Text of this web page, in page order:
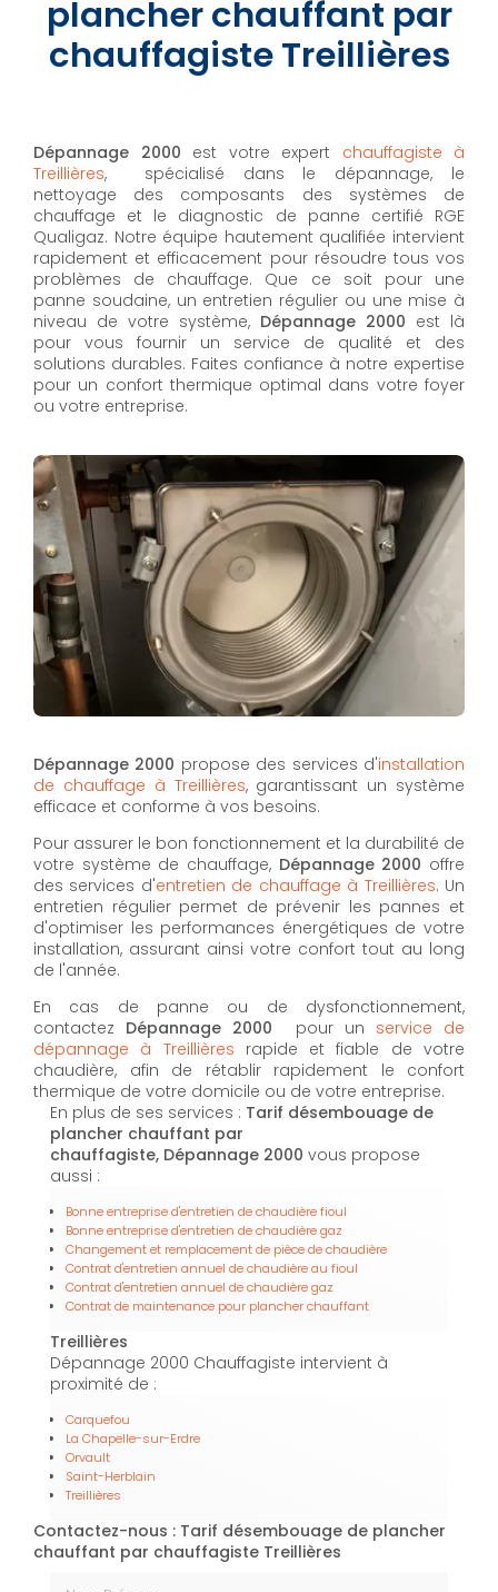
plancher chauffant par
chauffagiste Treillières
Dépannage 2000 est votre expert chauffagiste à
Treillières, spécialisé dans le dépannage, le
nettoyage des composants des systèmes de
chauffage et le diagnostic de panne certifié RGE
Qualigaz. Notre équipe hautement qualifiée intervient
rapidement et efficacement pour résoudre tous vos
problèmes de chauffage. Que ce soit pour une
panne soudaine, un entretien régulier ou une mise à
niveau de votre système, Dépannage 2000 est là
pour vous fournir un service de qualité et des
solutions durables. Faites confiance à notre expertise
pour un confort thermique optimal dans votre foyer
ou votre entreprise.
Dépannage 2000 propose des services d'installation
de chauffage à Treillières, garantissant un système
efficace et conforme à vos besoins.
Pour assurer le bon fonctionnement et la durabilité de
votre système de chauffage, Dépannage 2000 offre
des services d'entretien de chauffage à Treillières. Un
entretien régulier permet de prévenir les pannes et
d'optimiser les performances énergétiques de votre
installation, assurant ainsi votre confort tout au long
de l'année.
En cas de panne ou de dysfonctionnement,
contactez Dépannage 2000 pour un service de
dépannage à Treillières rapide et fiable de votre
chaudière, afin de rétablir rapidement le confort
thermique de votre domicile ou de votre entreprise.
En plus de ses services : Tarif désembouage de
plancher chauffant par
chauffagiste, Dépannage 2000 vous propose
aussi :
Bonne entreprise d'entretien de chaudière fioul
Bonne entreprise d'entretien de chaudière gaz
Changement et remplacement de pièce de chaudière
Contrat d'entretien annuel de chaudière au fioul
Contrat d'entretien annuel de chaudière gaz
Contrat de maintenance pour plancher chauffant
Treillières
Dépannage 2000 Chauffagiste intervient à
proximité de :
Carquefou
La Chapelle-sur-Erdre
Orvault
Saint-Herblain
Treillières
Contactez-nous : Tarif désembouage de plancher
chauffant par chauffagiste Treillières